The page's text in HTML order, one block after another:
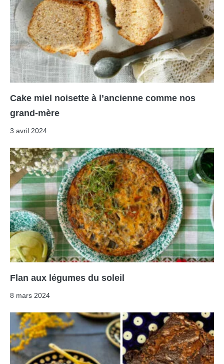
Cake miel noisette à l’ancienne comme nos
grand-mère
3 avril 2024
Flan aux légumes du soleil
8 mars 2024